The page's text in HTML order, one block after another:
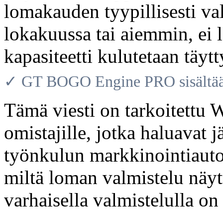
lomakauden tyypillisesti
lokakuussa tai aiemmin, ei
kapasiteetti kulutetaan
✓ GT BOGO Engine PRO
Tämä viesti on tarkoitettu
omistajille, jotka haluavat
työnkulun
miltä loman valmistelu
varhaisella valmistelulla